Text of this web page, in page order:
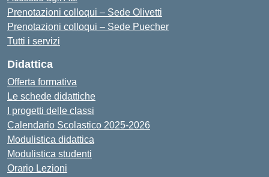
Prenotazioni colloqui – Sede Olivetti
Prenotazioni colloqui – Sede Puecher
Tutti i servizi
Didattica
Offerta formativa
Le schede didattiche
I progetti delle classi
Calendario Scolastico 2025-2026
Modulistica didattica
Modulistica studenti
Orario Lezioni